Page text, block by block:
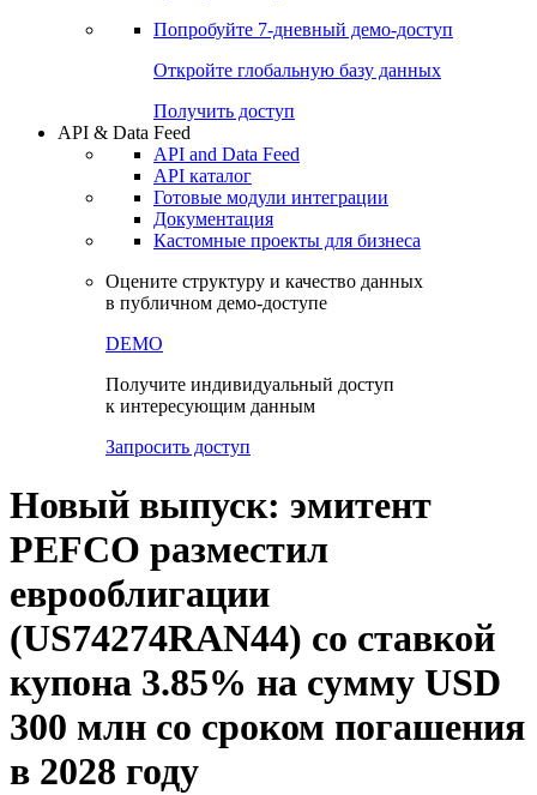
Попробуйте 7-дневный демо-доступ
Откройте глобальную базу данных
Получить доступ
API & Data Feed
API and Data Feed
API каталог
Готовые модули интеграции
Документация
Кастомные проекты для бизнеса
Оцените структуру и качество данных
в публичном демо-доступе
DEMO
Получите индивидуальный доступ
к интересующим данным
Запросить доступ
Новый выпуск: эмитент
PEFCO разместил
еврооблигации
(US74274RAN44) со ставкой
купона 3.85% на сумму USD
300 млн со сроком погашения
в 2028 году